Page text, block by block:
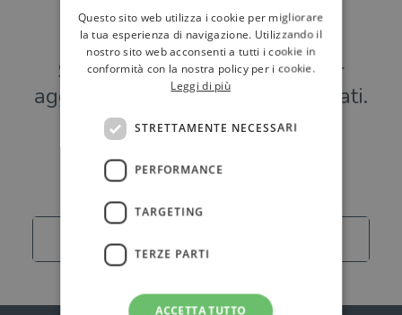
Hai una libreria?
Scrivici a
per
aggiungere o modificare i tuoi dati.
Librerie
Questo sito web utilizza i cookie per migliorare
la tua esperienza di navigazione. Utilizzando il
nostro sito web acconsenti a tutti i cookie in
conformità con la nostra policy per i cookie.
Leggi di più
STRETTAMENTE NECESSARI
PERFORMANCE
TARGETING
TERZE PARTI
ACCETTA TUTTO